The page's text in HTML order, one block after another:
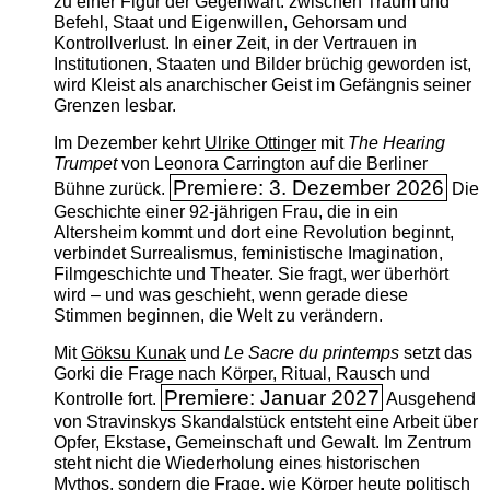
Befehl, Staat und Eigenwillen, Gehorsam und
Kontrollverlust. In einer Zeit, in der Vertrauen in
Institutionen, Staaten und Bilder brüchig geworden ist,
wird Kleist als anarchischer Geist im Gefängnis seiner
Grenzen lesbar.
Im Dezember kehrt Ulrike Ottingermit The ­Hearing
Trumpetvon Leonora Carrington auf die Berliner
Bühne zurück. Premiere: 3. Dezember 2026 Die
Geschichte einer 92-jährigen Frau, die in ein
Altersheim kommt und dort eine Revolution beginnt,
verbindet Surrealismus, feministische Imagination,
Filmgeschichte und Theater. Sie fragt, wer überhört
wird – und was geschieht, wenn gerade diese
Stimmen beginnen, die Welt zu verändern.
MitGöksu Kunakund Le Sacre du printempssetzt das
Gorki die Frage nach Körper, Ritual, Rausch und
Kontrolle fort. Premiere: Januar 2027 Ausgehend
von Stravinskys Skandalstück entsteht eine Arbeit über
Opfer, Ekstase, Gemeinschaft und Gewalt. Im Zentrum
steht nicht die Wiederholung eines historischen
Mythos, sondern die Frage, wie Körper heute politisch